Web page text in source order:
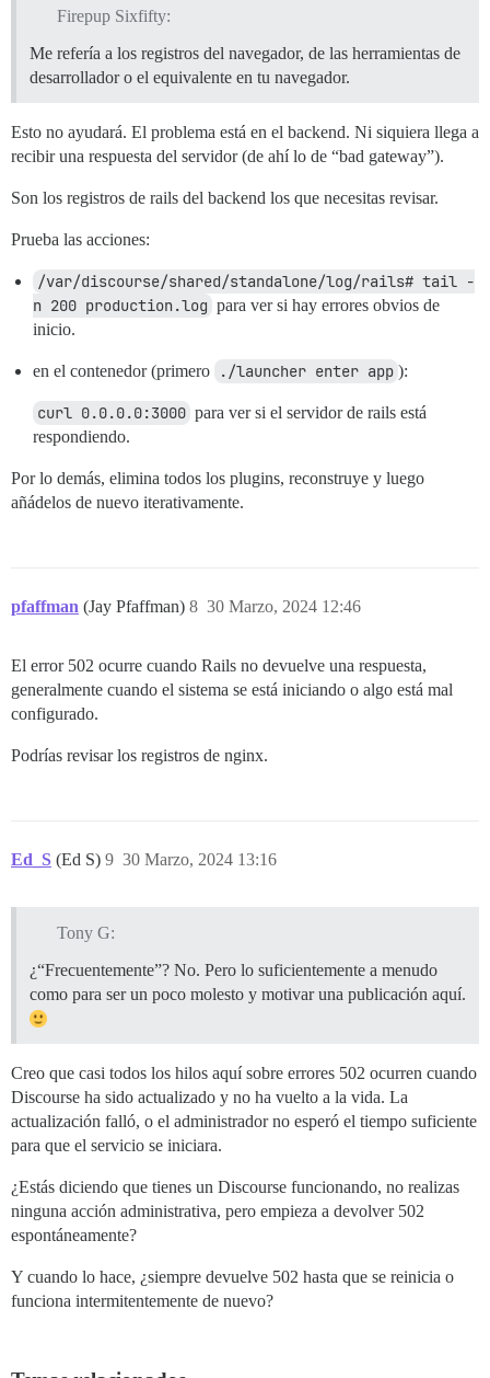
Firepup Sixfifty:
Me refería a los registros del navegador, de las herramientas de
desarrollador o el equivalente en tu navegador.
Esto no ayudará. El problema está en el backend. Ni siquiera llega a
recibir una respuesta del servidor (de ahí lo de “bad gateway”).
Son los registros de rails del backend los que necesitas revisar.
Prueba las acciones:
/var/discourse/shared/standalone/log/rails# tail -
n 200 production.log para ver si hay errores obvios de
inicio.
en el contenedor (primero ./launcher enter app ):
curl 0.0.0.0:3000 para ver si el servidor de rails está
respondiendo.
Por lo demás, elimina todos los plugins, reconstruye y luego
añádelos de nuevo iterativamente.
pfaffman (Jay Pfaffman) 30 Marzo, 2024 12:46
8
El error 502 ocurre cuando Rails no devuelve una respuesta,
generalmente cuando el sistema se está iniciando o algo está mal
configurado.
Podrías revisar los registros de nginx.
Ed_S (Ed S) 30 Marzo, 2024 13:16
9
Tony G:
¿“Frecuentemente”? No. Pero lo suficientemente a menudo
como para ser un poco molesto y motivar una publicación aquí.
Creo que casi todos los hilos aquí sobre errores 502 ocurren cuando
Discourse ha sido actualizado y no ha vuelto a la vida. La
actualización falló, o el administrador no esperó el tiempo suficiente
para que el servicio se iniciara.
¿Estás diciendo que tienes un Discourse funcionando, no realizas
ninguna acción administrativa, pero empieza a devolver 502
espontáneamente?
Y cuando lo hace, ¿siempre devuelve 502 hasta que se reinicia o
funciona intermitentemente de nuevo?